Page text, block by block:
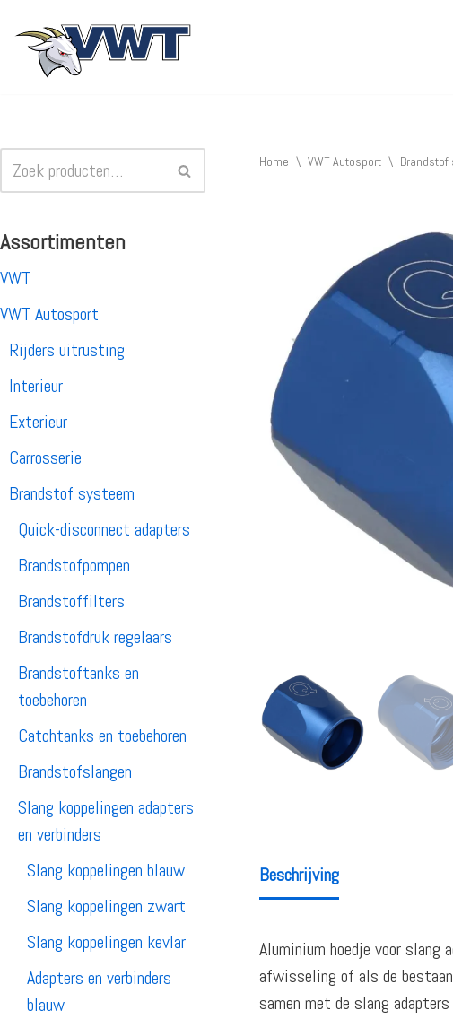
Ga
Assortimenten
VWT
VWT Autosport
Rijders uitrusting
Interieur
Exterieur
Carrosserie
Brandstof systeem
Quick-disconnect adapters
Brandstofpompen
Brandstoffilters
Brandstofdruk regelaars
Brandstoftanks en
toebehoren
Catchtanks en toebehoren
Brandstofslangen
Slang koppelingen adapters
en verbinders
Slang koppelingen blauw
Slang koppelingen zwart
Slang koppelingen kevlar
Adapters en verbinders
blauw
Home \ VWT Autosport \ Brandstof
Beschrijving
Aluminium hoedje voor slang
afwisseling of als de
samen met de slang